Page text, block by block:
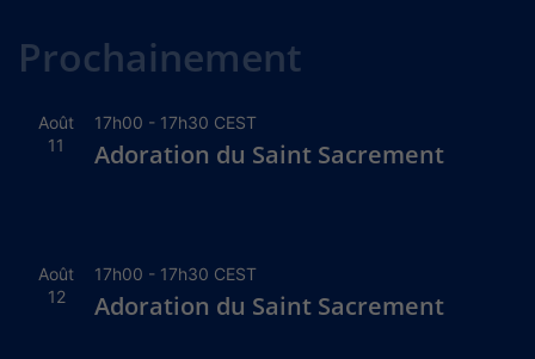
Prochainement
Août
11
17h00 - 17h30 CEST
Adoration du Saint Sacrement
Août
12
17h00 - 17h30 CEST
Adoration du Saint Sacrement